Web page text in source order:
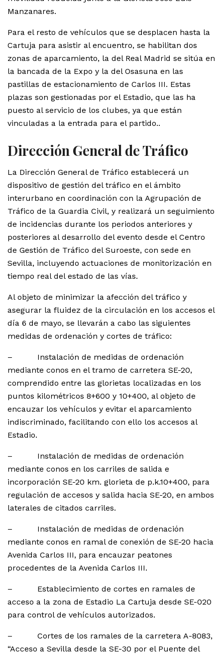
Manzanares.
Para el resto de vehículos que se desplacen hasta la
Cartuja para asistir al encuentro, se habilitan dos
zonas de aparcamiento, la del Real Madrid se sitúa en
la bancada de la Expo y la del Osasuna en las
pastillas de estacionamiento de Carlos III. Estas
plazas son gestionadas por el Estadio, que las ha
puesto al servicio de los clubes, ya que están
vinculadas a la entrada para el partido..
Dirección General de Tráfico
La Dirección General de Tráfico establecerá un
dispositivo de gestión del tráfico en el ámbito
interurbano en coordinación con la Agrupación de
Tráfico de la Guardia Civil, y realizará un seguimiento
de incidencias durante los periodos anteriores y
posteriores al desarrollo del evento desde el Centro
de Gestión de Tráfico del Suroeste, con sede en
Sevilla, incluyendo actuaciones de monitorización en
tiempo real del estado de las vías.
Al objeto de minimizar la afección del tráfico y
asegurar la fluidez de la circulación en los accesos el
día 6 de mayo, se llevarán a cabo las siguientes
medidas de ordenación y cortes de tráfico:
– Instalación de medidas de ordenación
mediante conos en el tramo de carretera SE-20,
comprendido entre las glorietas localizadas en los
puntos kilométricos 8+600 y 10+400, al objeto de
encauzar los vehículos y evitar el aparcamiento
indiscriminado, facilitando con ello los accesos al
Estadio.
– Instalación de medidas de ordenación
mediante conos en los carriles de salida e
incorporación SE-20 km. glorieta de p.k.10+400, para
regulación de accesos y salida hacia SE-20, en ambos
laterales de citados carriles.
– Instalación de medidas de ordenación
mediante conos en ramal de conexión de SE-20 hacia
Avenida Carlos III, para encauzar peatones
procedentes de la Avenida Carlos III.
– Establecimiento de cortes en ramales de
acceso a la zona de Estadio La Cartuja desde SE-020
para control de vehículos autorizados.
– Cortes de los ramales de la carretera A-8083,
“Acceso a Sevilla desde la SE-30 por el Puente del